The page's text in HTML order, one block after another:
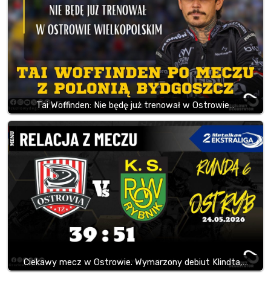
Tai Woffinden: Nie będę już trenował w Ostrowie…
Ciekawy mecz w Ostrowie. Wymarzony debiut Klindta,…